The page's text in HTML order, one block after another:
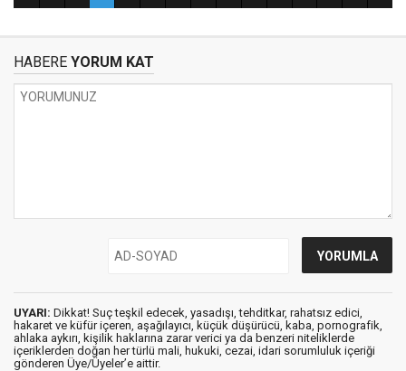
HABERE YORUM KAT
UYARI: Dikkat! Suç teşkil edecek, yasadışı, tehditkar, rahatsız edici,
hakaret ve küfür içeren, aşağılayıcı, küçük düşürücü, kaba, pornografik,
ahlaka aykırı, kişilik haklarına zarar verici ya da benzeri niteliklerde
içeriklerden doğan her türlü mali, hukuki, cezai, idari sorumluluk içeriği
gönderen Üye/Üyeler’e aittir.